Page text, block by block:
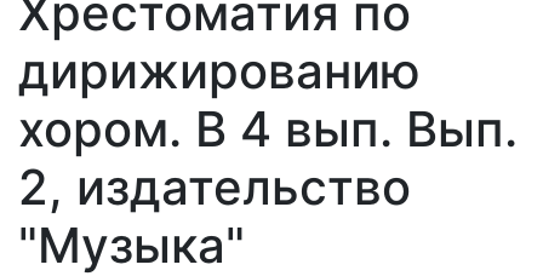
Хрестоматия по
дирижированию
хором. В 4 вып. Вып.
2, издательство
"Музыка"